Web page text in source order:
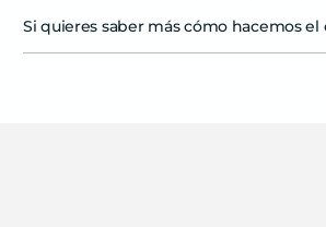
Si quieres saber más cómo hacemos